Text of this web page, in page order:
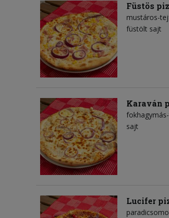
Füstös
mustáros-
füstölt sajt
Karaván
sajt
Lucifer